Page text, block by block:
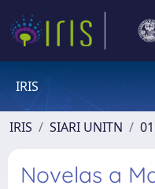
IRIS
IRIS SIARI UNITN
Novelas a